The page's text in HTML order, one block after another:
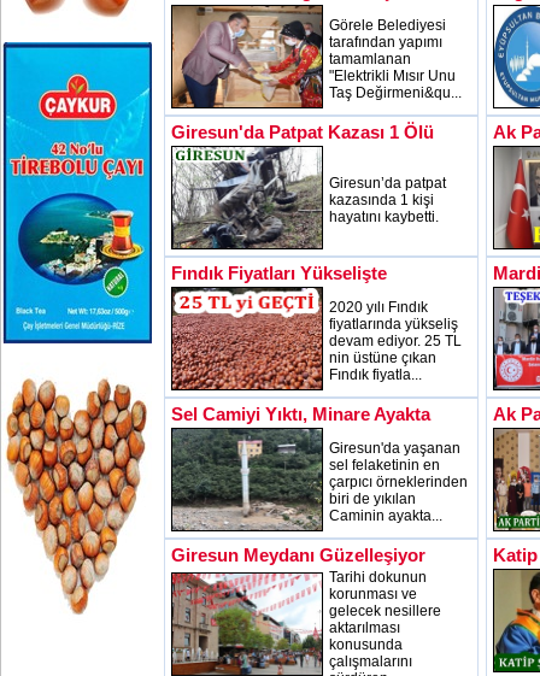
Görele Belediyesi
tarafından yapımı
tamamlanan
"Elektrikli Mısır Unu
Taş Değirmeni&qu...
Giresun'da Patpat Kazası 1 Ölü
Giresun’da patpat
kazasında 1 kişi
hayatını kaybetti.
Ak
Fındık Fiyatları Yükselişte
2020 yılı Fındık
fiyatlarında yükseliş
devam ediyor. 25 TL
nin üstüne çıkan
Fındık fiyatla...
Sel Camiyi Yıktı, Minare Ayakta
Giresun'da yaşanan
sel felaketinin en
çarpıcı örneklerinden
biri de yıkılan
Caminin ayakta...
Ak
Giresun Meydanı Güzelleşiyor
Tarihi dokunun
korunması ve
gelecek nesillere
aktarılması
konusunda
çalışmalarını